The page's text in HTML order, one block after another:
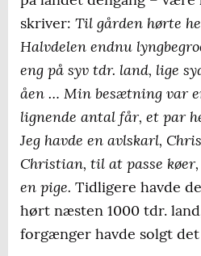
skriver: Til gården hørte
Halvdelen endnu
eng på syv tdr. land, lige
åen … Min besætning var
lignende antal får, et par
Jeg havde en avlskarl,
Christian, til at passe
en pige. Tidligere havde
hørt næsten 1000 tdr.
forgænger havde solgt